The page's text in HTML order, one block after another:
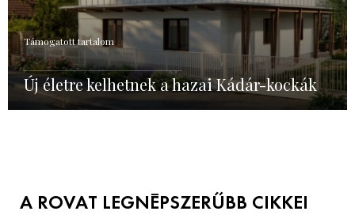
Támogatott tartalom
Új életre kelhetnek a hazai Kádár-kockák
A ROVAT LEGNÉPSZERŰBB CIKKEI